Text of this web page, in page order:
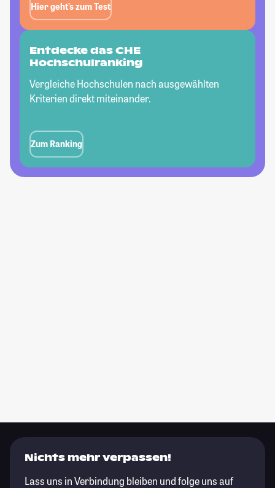
Hier geht’s zum Test
Entdecke das CHE
Hochschulranking
Vergleiche Hochschulen nach ausgewählten
Kriterien direkt miteinander.
Zum Ranking
Nichts mehr verpassen!
Lass uns in Verbindung bleiben und folge uns auf